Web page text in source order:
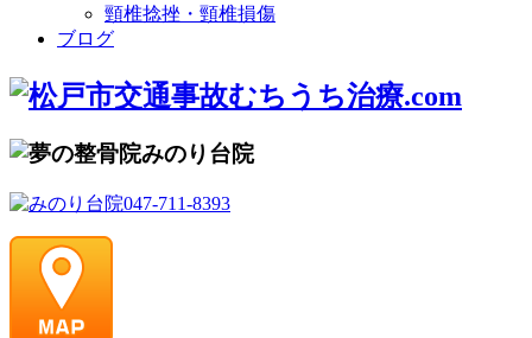
頸椎捻挫・頸椎損傷
ブログ